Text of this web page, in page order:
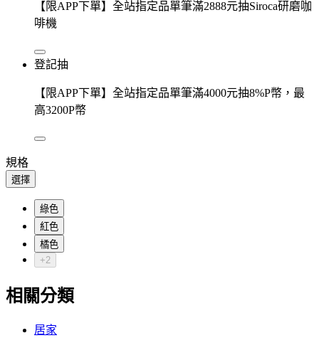
【限APP下單】全站指定品單筆滿2888元抽Siroca研磨咖
啡機
登記抽
【限APP下單】全站指定品單筆滿4000元抽8%P幣，最
高3200P幣
規格
選擇
綠色
紅色
橘色
+2
相關分類
居家